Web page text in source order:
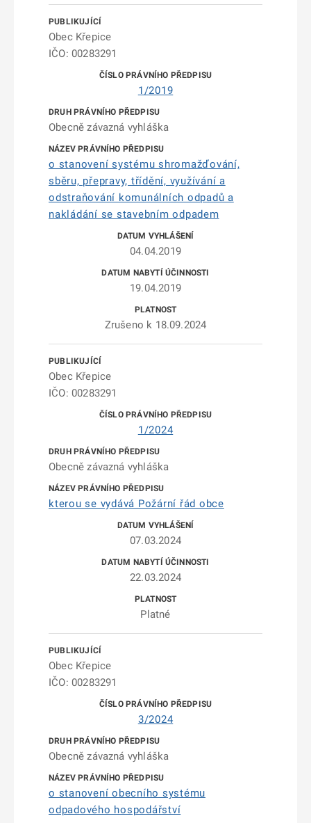
Obec Křepice
IČO: 00283291
1/2019
Obecně závazná vyhláška
o stanovení systému shromažďování,
sběru, přepravy, třídění, využívání a
odstraňování komunálních odpadů a
nakládání se stavebním odpadem
04.04.2019
19.04.2019
Zrušeno k 18.09.2024
Obec Křepice
IČO: 00283291
1/2024
Obecně závazná vyhláška
kterou se vydává Požární řád obce
07.03.2024
22.03.2024
Platné
Obec Křepice
IČO: 00283291
3/2024
Obecně závazná vyhláška
o stanovení obecního systému
odpadového hospodářství